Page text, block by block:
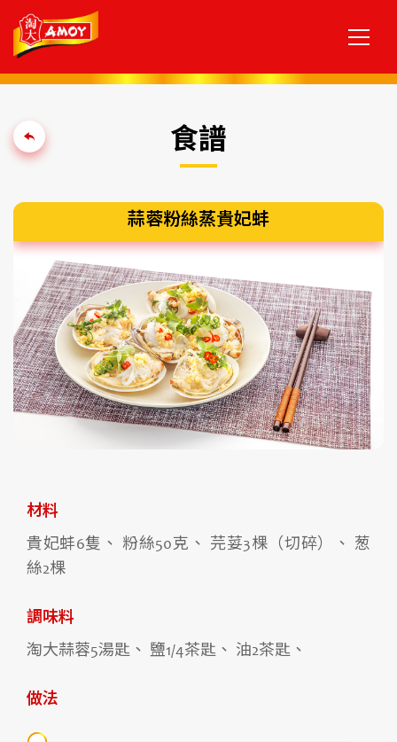
食譜
蒜蓉粉絲蒸貴妃蚌
材料
貴妃蚌6隻、 粉絲50克、 芫荽3棵（切碎）、 葱
絲2棵
調味料
淘大蒜蓉5湯匙、 鹽1/4茶匙、 油2茶匙、
做法